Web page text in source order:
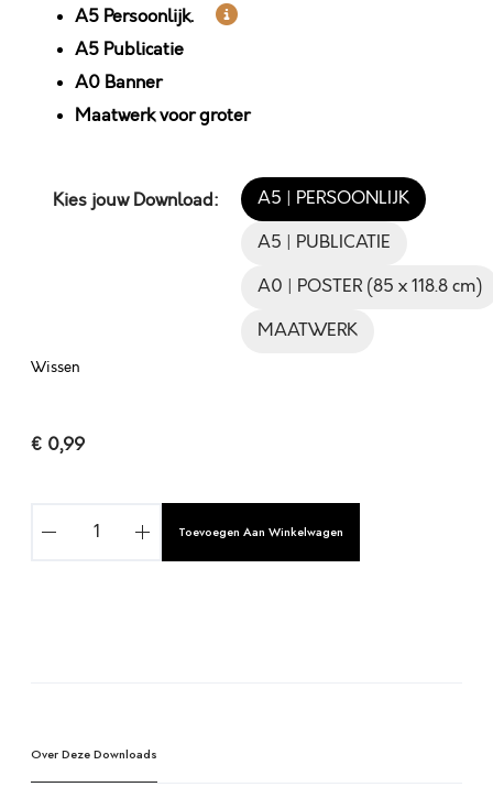
A5 Persoonlijk. 
A5 Publicatie
A0 Banner
Maatwerk voor groter
Kies jouw Download: A5 | PERSOONLIJK
A5 | PUBLICATIE
A0 | POSTER (85 x 118.8 cm)
MAATWERK
Wissen
€ 0,99
E
R
Toevoegen Aan Winkelwagen
r
n
Over Deze Downloads